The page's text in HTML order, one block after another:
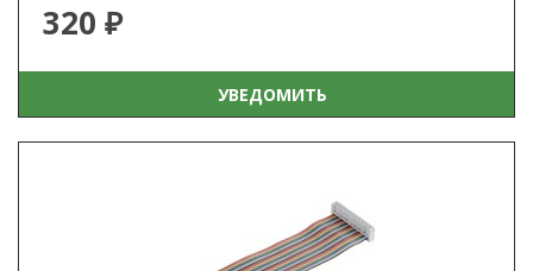
320 ₽
УВЕДОМИТЬ